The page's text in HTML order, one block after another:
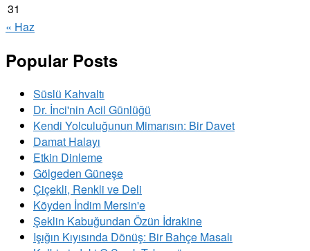
31
« Haz
Popular Posts
Süslü Kahvaltı
Dr. İnci'nin Acil Günlüğü
Kendi Yolculuğunun Mimarısın: Bir Davet
Damat Halayı
Etkin Dinleme
Gölgeden Güneşe
Çiçekli, Renkli ve Deli
Köyden İndim Mersin'e
Şeklin Kabuğundan Özün İdrakine
Işığın Kıyısında Dönüş: Bir Bahçe Masalı